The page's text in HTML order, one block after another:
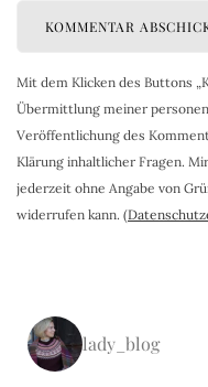
Mit dem Klicken des Buttons
Übermittlung meiner
Veröffentlichung des
Klärung inhaltlicher Fragen.
jederzeit ohne Angabe von
widerrufen kann. (
lady_blog